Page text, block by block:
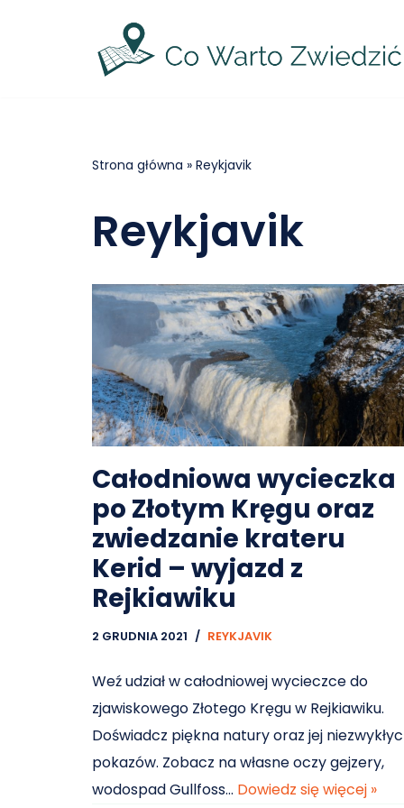
Strona główna » Reykjavik
Reykjavik
Całodniowa wycieczka
po Złotym Kręgu oraz
zwiedzanie krateru
Kerid – wyjazd z
Rejkiawiku
2 GRUDNIA 2021 REYKJAVIK
Weź udział w całodniowej wycieczce do
zjawiskowego Złotego Kręgu w Rejkiawiku.
Doświadcz piękna natury oraz jej
pokazów. Zobacz na własne oczy gejzery,
wodospad Gullfoss… Dowiedz się więcej »